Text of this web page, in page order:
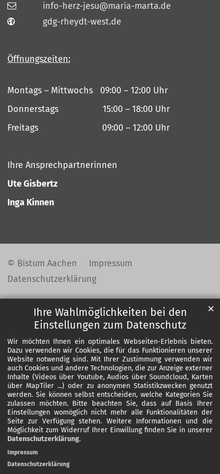
Ihre Wahlmöglichkeiten bei den
Einstellungen zum Datenschutz
Wir möchten Ihnen ein optimales Webseiten-Erlebnis bieten.
Dazu verwenden wir Cookies, die für das Funktionieren unserer
Website notwendig sind. Mit Ihrer Zustimmung verwenden wir
auch Cookies und andere Technologien, die zur Anzeige externer
Inhalte (Videos über Youtube, Audios über Soundcloud, Karten
über MapTiler ...) oder zu anonymen Statistikzwecken genutzt
werden. Sie können selbst entscheiden, welche Kategorien Sie
zulassen möchten. Bitte beachten Sie, dass auf Basis Ihrer
Einstellungen womöglich nicht mehr alle Funktionalitäten der
Seite zur Verfügung stehen. Weitere Informationen und die
Möglichkeit zum Widerruf Ihrer Einwillung finden Sie in unserer
Datenschutzerklärung.
✕
Impressum
Datenschutzerklärung
info-herz-jesu@maria-marta.de
gdg-rheydt-west.de
Öffnungszeiten:
Montags – Mittwochs 09:00 – 12:00 Uhr
Donnerstags 15:00 – 18:00 Uhr
Freitags 09:00 – 12:00 Uhr
Ihre Ansprechpartnerinnen
Ute Gisbertz
Inga Kinnen
© Bistum Aachen
Impressum
Datenschutzerklärung